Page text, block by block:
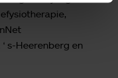
s-Heerenberg en